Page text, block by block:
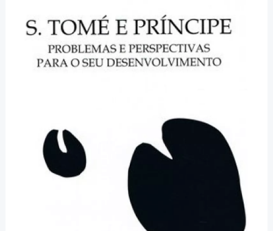
original
era:
atual
é:
Tomé
Príncipe
Perspectivas